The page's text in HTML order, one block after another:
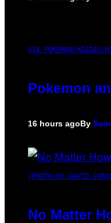
VIA POKEMON/ADIDAS/
Pokemon
16 hours agoBy
(PHOTO BY DAVID
No Matter